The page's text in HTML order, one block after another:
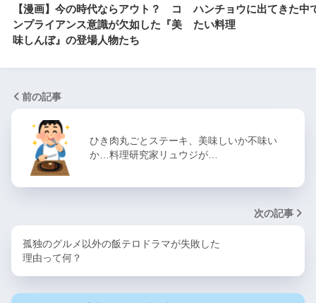
【漫画】今の時代ならアウト？ コ
ンプライアンス意識が欠如した『美
味しんぼ』の登場人物たち
ハンチョウに出てきた中
たい料理
前の記事
ひき肉丸ごとステーキ、美味しいか不味い
か…料理研究家リュウジが…
次の記事
孤独のグルメ以外の飯テロドラマが失敗した
理由って何？